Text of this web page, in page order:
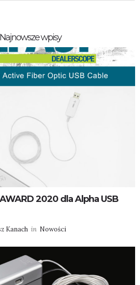
Najnowsze wpisy
2020 dla Alpha USB
Kanach in Nowości